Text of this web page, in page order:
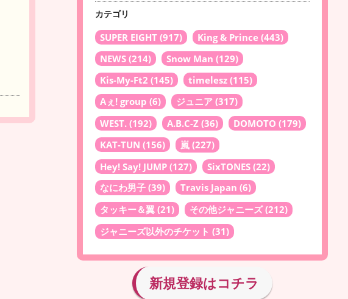
カテゴリ
SUPER EIGHT (917) King & Prince (443)
NEWS (214) Snow Man (129)
Kis-My-Ft2 (145) timelesz (115)
Aぇ! group (6) ジュニア (317)
WEST. (192) A.B.C-Z (36) DOMOTO (179)
KAT-TUN (156) 嵐 (227)
Hey! Say! JUMP (127) SixTONES (22)
なにわ男子 (39) Travis Japan (6)
タッキー＆翼 (21) その他ジャニーズ(212)
ジャニーズ以外のチケット (31)
新規登録はコチラ